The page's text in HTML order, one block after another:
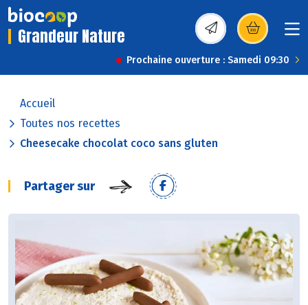
Grandeur Nature (s’ouvre dans une
Prochaine ouverture : Samedi 09:30
Accueil
Toutes nos recettes
Cheesecake chocolat coco sans gluten
Partager sur